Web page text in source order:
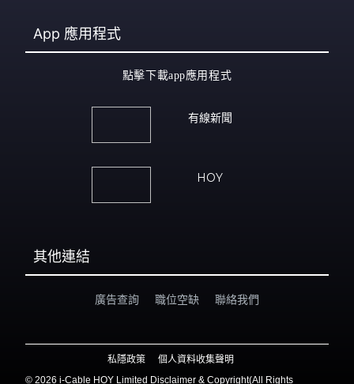
App 應用程式
點擊下載app應用程式
有線新聞
HOY
其他連結
廣告查詢 職位空缺 聯絡我們
私隱政策
個人資料收集聲明
© 2026 i-Cable HOY Limited Disclaimer & Copyright(All Rights